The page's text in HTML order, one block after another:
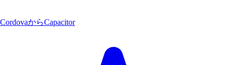
CordovaからCapacitor